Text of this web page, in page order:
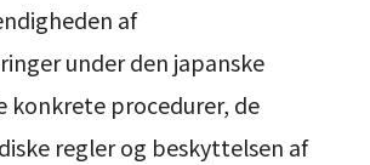
af
under den japanske
konkrete procedurer, de
regler og beskyttelsen af